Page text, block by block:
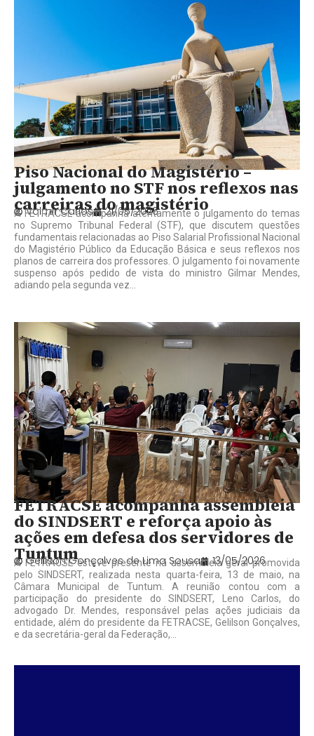
Piso Nacional do Magistério –
julgamento no STF nos reflexos nas
carreiras do magistério
Valmir Carlos 21/05/2026
A FETRACSE acompanha atentamente o julgamento do temas
no Supremo Tribunal Federal (STF), que discutem questões
fundamentais relacionadas ao Piso Salarial Profissional Nacional
do Magistério Público da Educação Básica e seus reflexos nos
planos de carreira dos professores. O julgamento foi novamente
suspenso após pedido de vista do ministro Gilmar Mendes,
adiando pela segunda vez...
FETRACSE acompanha assembleia
do SINDSERT e reforça apoio às
ações em defesa dos servidores de
Tuntum
Gelilson Gonçalves de Lima Sousa 13/05/2026
A FETRACSE esteve presente na assembleia geral promovida
pelo SINDSERT, realizada nesta quarta-feira, 13 de maio, na
Câmara Municipal de Tuntum. A reunião contou com a
participação do presidente do SINDSERT, Leno Carlos, do
advogado Dr. Mendes, responsável pelas ações judiciais da
entidade, além do presidente da FETRACSE, Gelilson Gonçalves,
e da secretária-geral da Federação,...